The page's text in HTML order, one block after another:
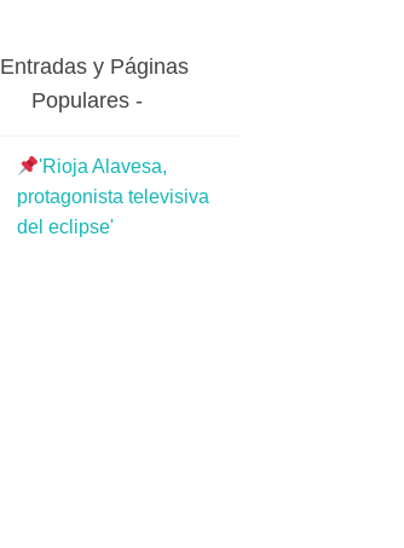
Entradas y Páginas
Populares
'Rioja Alavesa,
protagonista televisiva
del eclipse'